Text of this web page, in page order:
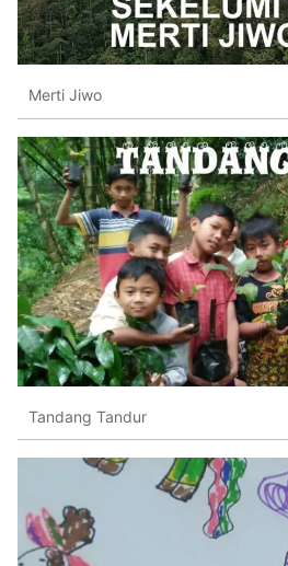
Merti Jiwo
Tandang Tandur